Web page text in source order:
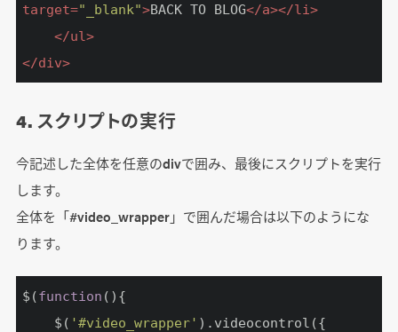
target="_blank">BACK TO BLOG</a></li>
</ul>
</div>
4. スクリプトの実行
今記述した全体を任意のdivで囲み、最後にスクリプトを実行
します。
全体を「#video_wrapper」で囲んだ場合は以下のようにな
ります。
$(function ( ) {
	$(
'#video_wrapper' ).videocontrol({